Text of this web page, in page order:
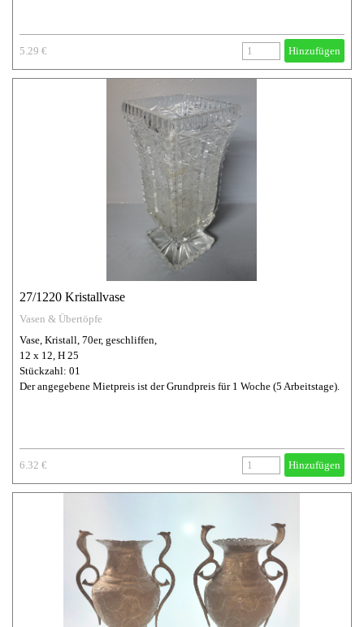
5.29 € Hinzufügen
27/1220 Kristallvase
Vasen & Übertöpfe
Vase, Kristall, 70er, geschliffen,
12 x 12, H 25
Stückzahl: 01
Der angegebene Mietpreis ist der Grundpreis für 1 Woche (5 Arbeitstage).
6.32 € Hinzufügen